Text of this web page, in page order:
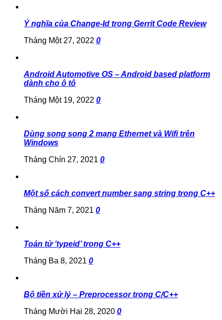
Ý nghĩa của Change-Id trong Gerrit Code Review
Tháng Một 27, 2022 0
Android Automotive OS – Android based platform
dành cho ô tô
Tháng Một 19, 2022 0
Dùng song song 2 mạng Ethernet và Wifi trên
Windows
Tháng Chín 27, 2021 0
Một số cách convert number sang string trong C++
Tháng Năm 7, 2021 0
Toán tử ‘typeid’ trong C++
Tháng Ba 8, 2021 0
Bộ tiền xử lý – Preprocessor trong C/C++
Tháng Mười Hai 28, 2020 0